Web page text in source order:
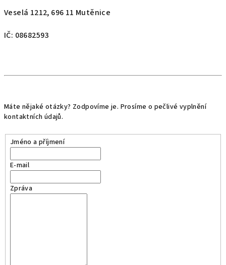
Veselá 1212, 696 11 Mutěnice
IČ: 08682593
Máte nějaké otázky? Zodpovíme je. Prosíme o pečlivé vyplnění
kontaktních údajů.
Jméno a příjmení
E-mail
Zpráva